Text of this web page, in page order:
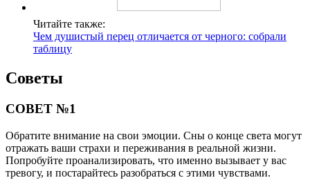
Читайте также:
Чем душистый перец отличается от черного: собрали
таблицу
Советы
СОВЕТ №1
Обратите внимание на свои эмоции. Сны о конце света могут
отражать ваши страхи и переживания в реальной жизни.
Попробуйте проанализировать, что именно вызывает у вас
тревогу, и постарайтесь разобраться с этими чувствами.